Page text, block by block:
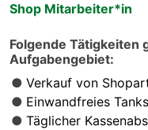
Shop Mitarbeiter*in
Folgende Tätigkeiten
Aufgabengebiet:
Verkauf von
Einwandfreies
Täglicher